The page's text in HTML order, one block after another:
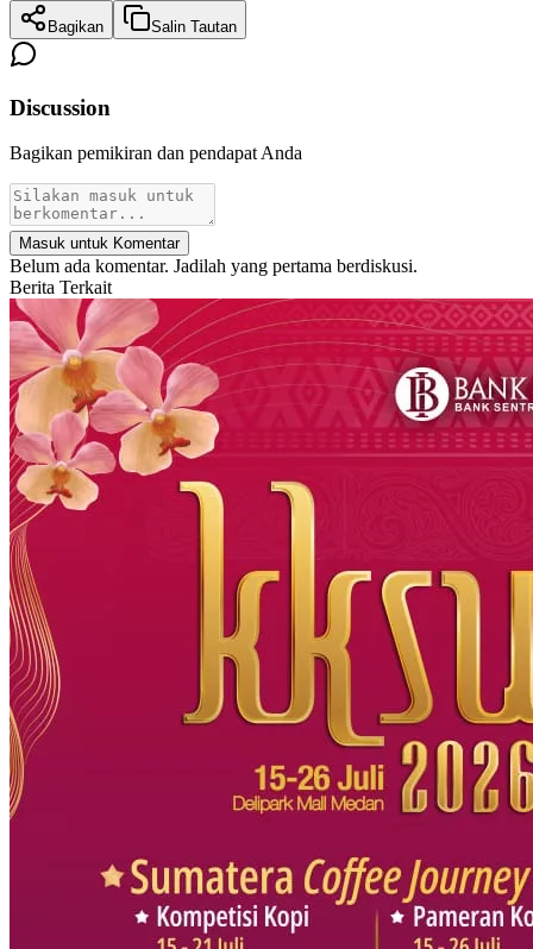
Bagikan Salin Tautan
Discussion
Bagikan pemikiran dan pendapat Anda
Masuk untuk Komentar
Belum ada komentar. Jadilah yang pertama berdiskusi.
Berita Terkait